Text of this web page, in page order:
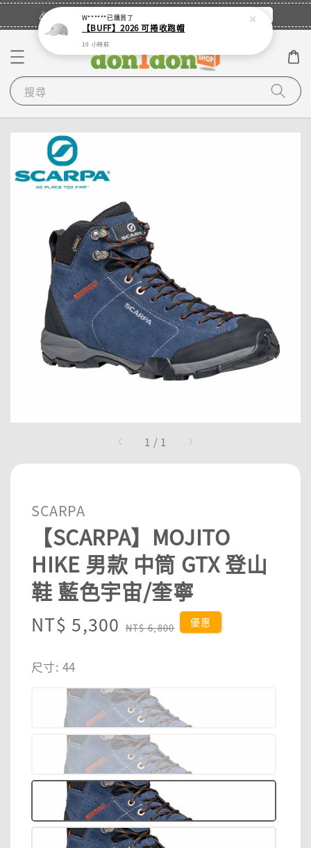
🎉登入會員・領取您的專屬折扣券！ 立即登入
搜尋
1 / 1
SCARPA
【SCARPA】MOJITO
HIKE 男款 中筒 GTX 登山
鞋 藍色宇宙/奎寧
Sale
NT$ 5,300 Regular
NT$ 6,800 優惠
尺寸: 44
W******已購買了
【BUFF】2026 可捲收跑帽
10 小時前